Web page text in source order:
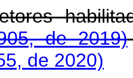
de 2019)
de 2020)